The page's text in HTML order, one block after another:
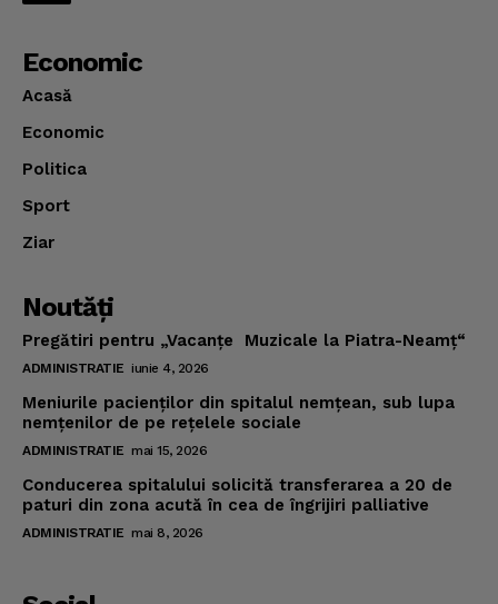
Economic
Acasă
Economic
Politica
Sport
Ziar
Noutăţi
Pregătiri pentru „Vacanţe Muzicale la Piatra-Neamţ“
ADMINISTRATIE iunie 4, 2026
Meniurile pacienţilor din spitalul nemţean, sub lupa
nemţenilor de pe reţelele sociale
ADMINISTRATIE mai 15, 2026
Conducerea spitalului solicită transferarea a 20 de
paturi din zona acută în cea de îngrijiri palliative
ADMINISTRATIE mai 8, 2026